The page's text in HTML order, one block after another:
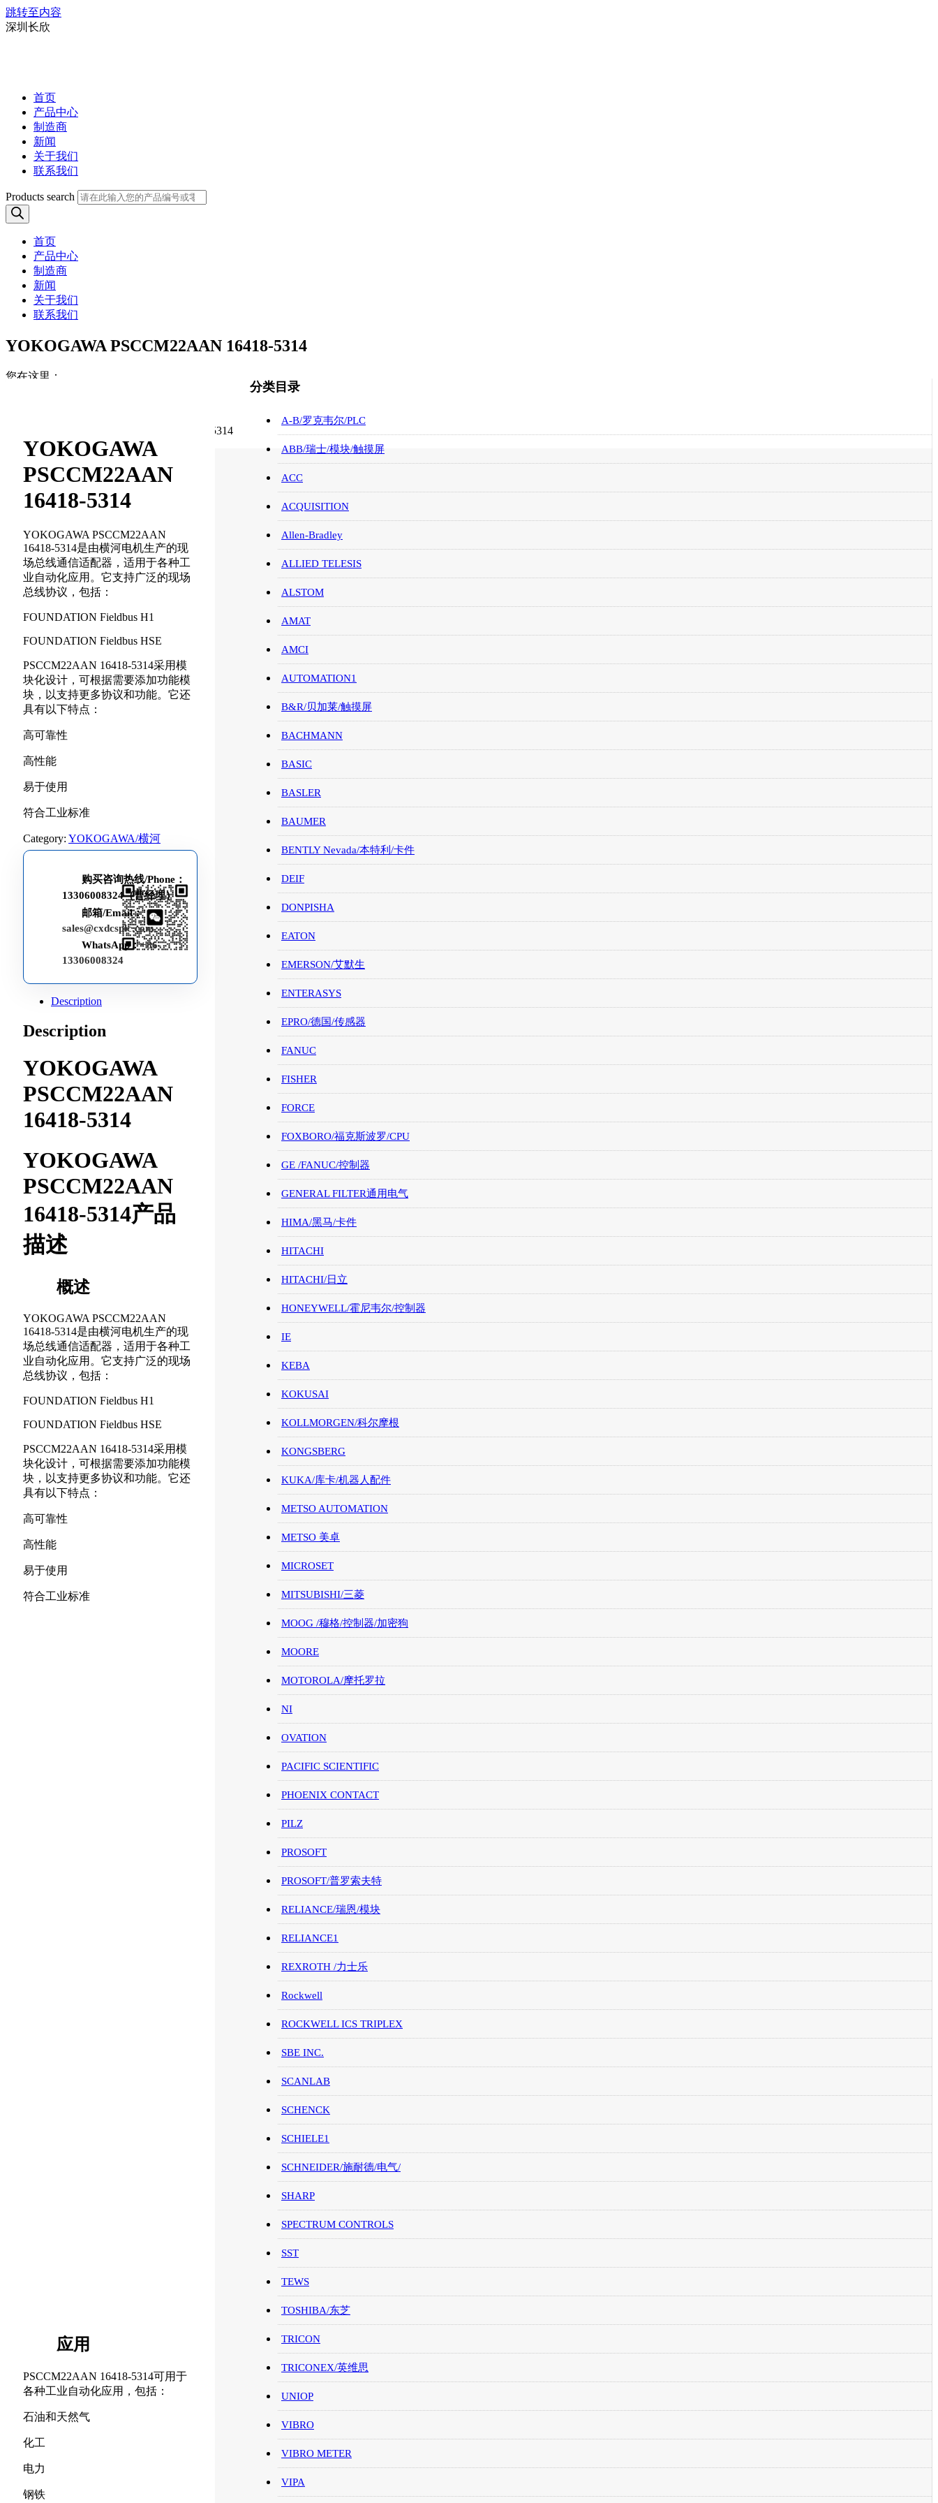
跳转至内容
深圳长欣
首页
产品中心
制造商
新闻
关于我们
联系我们
Products search
首页
产品中心
制造商
新闻
关于我们
联系我们
YOKOGAWA PSCCM22AAN 16418-5314
您在这里：
YOKOGAWA PSCCM22AAN 16418-5314
YOKOGAWA
PSCCM22AAN
16418-5314
YOKOGAWA PSCCM22AAN
16418-5314是由横河电机生产的现
场总线通信适配器，适用于各种工
业自动化应用。它支持广泛的现场
总线协议，包括：
FOUNDATION Fieldbus H1
FOUNDATION Fieldbus HSE
PSCCM22AAN 16418-5314采用模
块化设计，可根据需要添加功能模
块，以支持更多协议和功能。它还
具有以下特点：
高可靠性
高性能
易于使用
符合工业标准
Category: YOKOGAWA/横河
购买咨询热线/Phone：
13306008324（曹经理）
邮箱/Email：
sales@cxdcsplc.com
WhatsApp：+86-
13306008324
Description
Description
YOKOGAWA
PSCCM22AAN
16418-5314
YOKOGAWA
PSCCM22AAN
16418-5314产品
描述
概述
YOKOGAWA PSCCM22AAN
16418-5314是由横河电机生产的现
场总线通信适配器，适用于各种工
业自动化应用。它支持广泛的现场
总线协议，包括：
FOUNDATION Fieldbus H1
FOUNDATION Fieldbus HSE
PSCCM22AAN 16418-5314采用模
块化设计，可根据需要添加功能模
块，以支持更多协议和功能。它还
具有以下特点：
高可靠性
高性能
易于使用
符合工业标准
应用
PSCCM22AAN 16418-5314可用于
各种工业自动化应用，包括：
石油和天然气
化工
电力
钢铁
分类目录
A-B/罗克韦尔/PLC
ABB/瑞士/模块/触摸屏
ACC
ACQUISITION
Allen-Bradley
ALLIED TELESIS
ALSTOM
AMAT
AMCI
AUTOMATION1
B&R/贝加莱/触摸屏
BACHMANN
BASIC
BASLER
BAUMER
BENTLY Nevada/本特利/卡件
DEIF
DONPISHA
EATON
EMERSON/艾默生
ENTERASYS
EPRO/德国/传感器
FANUC
FISHER
FORCE
FOXBORO/福克斯波罗/CPU
GE /FANUC/控制器
GENERAL FILTER通用电气
HIMA/黑马/卡件
HITACHI
HITACHI/日立
HONEYWELL/霍尼韦尔/控制器
IE
KEBA
KOKUSAI
KOLLMORGEN/科尔摩根
KONGSBERG
KUKA/库卡/机器人配件
METSO AUTOMATION
METSO 美卓
MICROSET
MITSUBISHI/三菱
MOOG /穆格/控制器/加密狗
MOORE
MOTOROLA/摩托罗拉
NI
OVATION
PACIFIC SCIENTIFIC
PHOENIX CONTACT
PILZ
PROSOFT
PROSOFT/普罗索夫特
RELIANCE/瑞恩/模块
RELIANCE1
REXROTH /力士乐
Rockwell
ROCKWELL ICS TRIPLEX
SBE INC.
SCANLAB
SCHENCK
SCHIELE1
SCHNEIDER/施耐德/电气/
SHARP
SPECTRUM CONTROLS
SST
TEWS
TOSHIBA/东芝
TRICON
TRICONEX/英维思
UNIOP
VIBRO
VIBRO METER
VIPA